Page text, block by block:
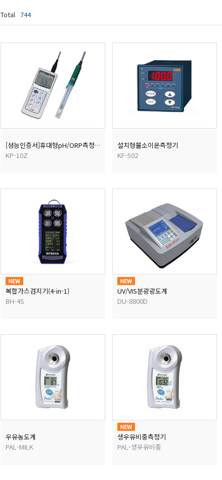
Total 744
[성능인증서]휴대형pH/ORP측정기
KP-10Z
설치형불소이온측정기
KF-502
복합가스검지기(4-in-1)
BH-4S
UV/VIS분광광도계
DU-8800D
우유농도계
PAL-MILK
생우유비중측정기
PAL-생우유비중